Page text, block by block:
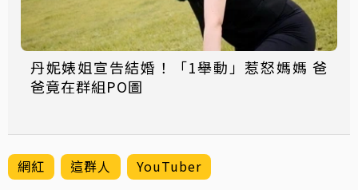
丹妮婊姐宣告結婚！「1舉動」惹怒媽媽 爸
爸竟在群組PO圖
網紅 這群人 YouTuber